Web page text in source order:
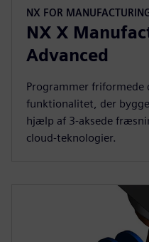
NX FOR
NX X
Advanced
Programmer friformede
funktionalitet, der
hjælp af 3-aksede
cloud-teknologier.